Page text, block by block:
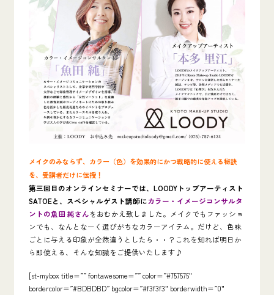
メイクのみならず、カラー（色）を効果的にかつ戦略的に使える秘訣
を、受講者だけに伝授！
第三回目のオンラインセミナーでは、LOODYトップアーティスト
SATOEと、スペシャルゲスト講師にカラー・イメージコンサルタ
ントの魚田 純さんをおむかえ致しました。メイクでもファッショ
ンでも、なんとなーく選びがちなカラーアイテム。だけど、色味
ごとに与える印象が全然違うとしたら・・？これを知れば明日か
ら即使える、そんな知識をご提供いたします♪
[st-mybox title=”” fontawesome=”” color=”#757575″
bordercolor=”#BDBDBD” bgcolor=”#f3f3f3″ borderwidth=”0″